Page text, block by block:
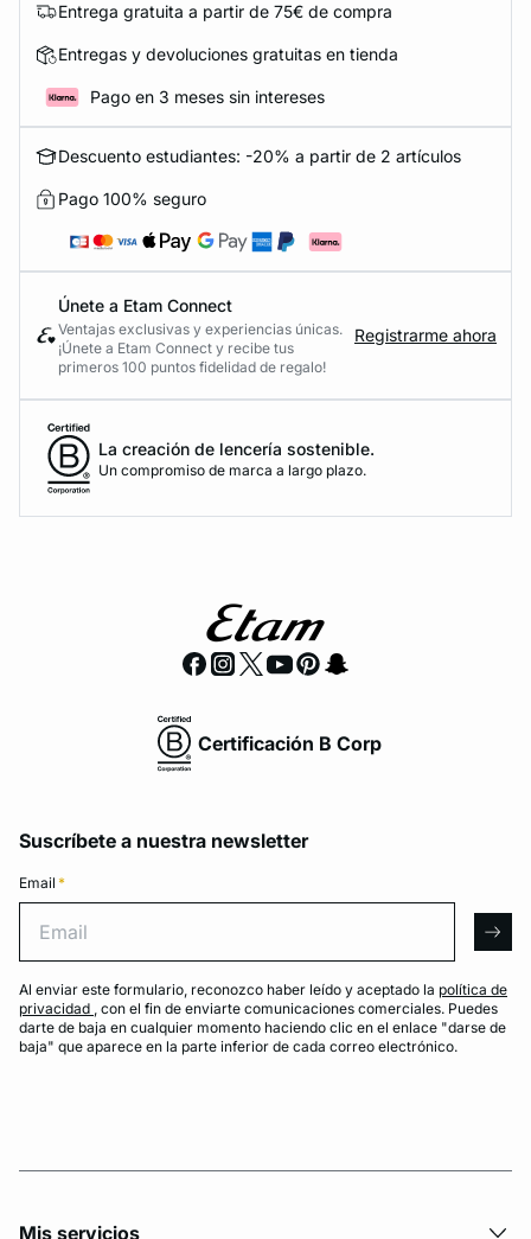
Entrega gratuita a partir de 75€ de compra
Entregas y devoluciones gratuitas en tienda
Pago en 3 meses sin intereses
Descuento estudiantes: -20% a partir de 2 artículos
Pago 100% seguro
Únete a Etam Connect
Ventajas exclusivas y experiencias únicas.
¡Únete a Etam Connect y recibe tus
primeros 100 puntos fidelidad de regalo!
Registrarme ahora
La creación de lencería sostenible.
Un compromiso de marca a largo plazo.
Certificación B Corp
Suscríbete a nuestra newsletter
Email *
Al enviar este formulario, reconozco haber leído y aceptado la política de
privacidad , con el fin de enviarte comunicaciones comerciales. Puedes
darte de baja en cualquier momento haciendo clic en el enlace "darse de
baja" que aparece en la parte inferior de cada correo electrónico.
Mis servicios